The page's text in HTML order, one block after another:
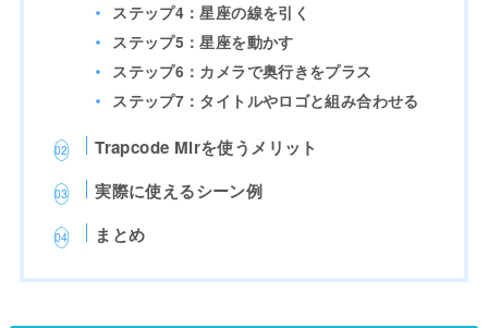
ステップ4：星座の線を引く
ステップ5：星座を動かす
ステップ6：カメラで奥行きをプラス
ステップ7：タイトルやロゴと組み合わせる
Trapcode Mirを使うメリット
実際に使えるシーン例
まとめ